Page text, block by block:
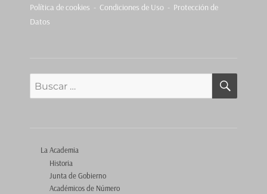
Política de cookies - Condiciones de Uso - Protección de
Datos
Buscar
La Academia
Historia
Junta de Gobierno
Académicos de Número